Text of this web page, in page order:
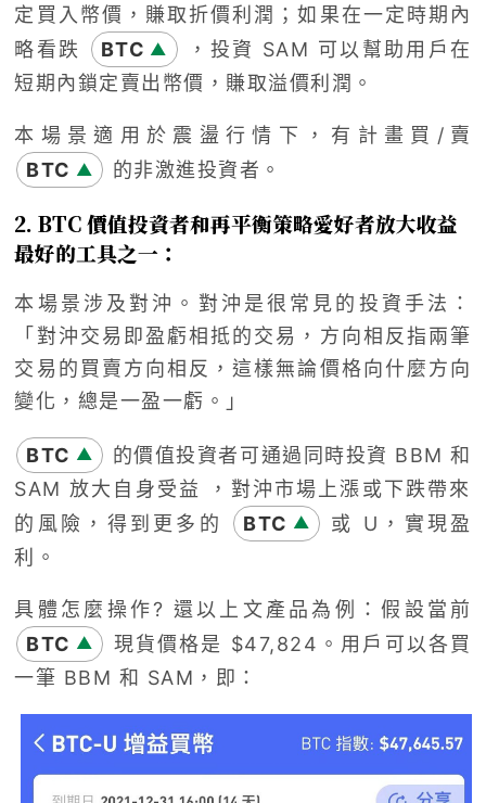
定買入幣價，賺取折價利潤；如果在一定時期內
略看跌
BTC ▲ ，投資 SAM 可以幫助用戶在
短期內鎖定賣出幣價，賺取溢價利潤。
本場景適用於震盪行情下，有計畫買 / 賣
BTC ▲ 的非激進投資者。
2. BTC價值投資者和再平衡策略愛好者放大收益
最好的工具之一：
本場景涉及對沖。對沖是很常見的投資手法：
「對沖交易即盈虧相抵的交易，方向相反指兩筆
交易的買賣方向相反，這樣無論價格向什麼方向
變化，總是一盈一虧。」
BTC ▲ 的價值投資者可通過同時投資 BBM和
SAM放大自身受益 ，對沖市場上漲或下跌帶來
的風險，得到更多的
BTC ▲ 或 U ，實現盈
利。
具體怎麼操作? 還以上文產品為例：假設當前
BTC ▲ 現貨價格是 $47,824 。用戶可以各買
一筆 BBM 和 SAM ，即：